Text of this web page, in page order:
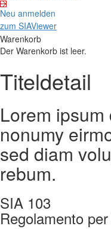
Neu anmelden
zum SIAViewer
Warenkorb
Der Warenkorb ist leer.
Titeldetail
Lorem
nonumy
sed diam
rebum.
SIA 103
Regolamento